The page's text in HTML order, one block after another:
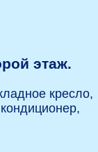
этаж.
кресло,